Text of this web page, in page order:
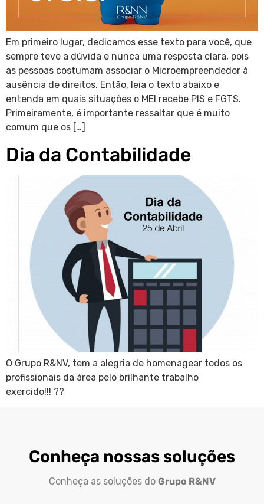
Em primeiro lugar, dedicamos esse texto para você, que
sempre teve a dúvida e nunca uma resposta clara, pois
as pessoas costumam associar o Microempreendedor à
ausência de direitos. Então, leia o texto abaixo e
entenda em quais situações o MEI recebe PIS e FGTS.
Primeiramente, é importante ressaltar que é muito
comum que os […]
Dia da Contabilidade
O Grupo R&NV, tem a alegria de homenagear todos os
profissionais da área pelo brilhante trabalho
exercido!!! ??
Conheça nossas soluções
Conheça as soluções do Grupo R&NV